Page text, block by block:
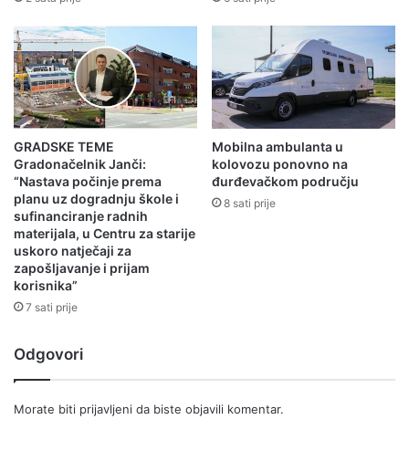
GRADSKE TEME
Gradonačelnik Janči:
“Nastava počinje prema
planu uz dogradnju škole i
sufinanciranje radnih
materijala, u Centru za starije
uskoro natječaji za
zapošljavanje i prijam
korisnika”
7 sati prije
Mobilna ambulanta u
kolovozu ponovno na
đurđevačkom području
8 sati prije
Odgovori
Morate biti prijavljeni da biste objavili komentar.